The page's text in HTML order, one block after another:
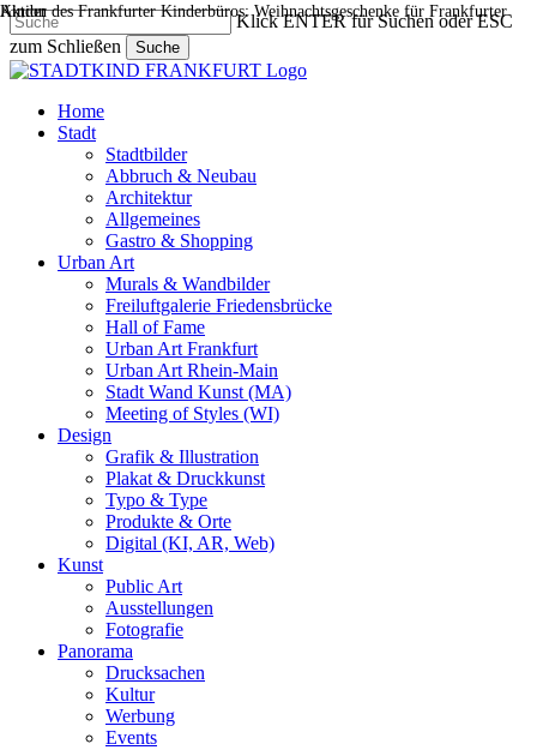
Skip
to
main
content
Klick ENTER für Suchen oder ESC
zum Schließen
Suche
Close
search
Menu
Home
Stadt
Stadtbilder
Abbruch & Neubau
Architektur
Allgemeines
Gastro & Shopping
Urban Art
Murals & Wandbilder
Freiluftgalerie Friedensbrücke
Hall of Fame
Urban Art Frankfurt
Urban Art Rhein-Main
Stadt Wand Kunst (MA)
Meeting of Styles (WI)
Design
Grafik & Illustration
Plakat & Druckkunst
Typo & Type
Produkte & Orte
Digital (KI, AR, Web)
Kunst
Public Art
Ausstellungen
Fotografie
Panorama
Drucksachen
Kultur
Werbung
Events
Aktion des Frankfurter Kinderbüros: Weihnachtsgeschenke für Frankfurter Kinder